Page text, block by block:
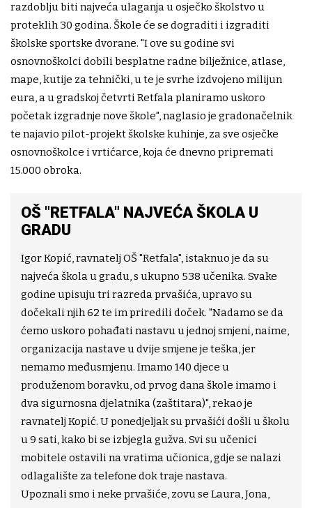
razdoblju biti najveća ulaganja u osječko školstvo u
proteklih 30 godina. Škole će se dograditi i izgraditi
školske sportske dvorane. "I ove su godine svi
osnovnoškolci dobili besplatne radne bilježnice, atlase,
mape, kutije za tehnički, u te je svrhe izdvojeno milijun
eura, a u gradskoj četvrti Retfala planiramo uskoro
početak izgradnje nove škole", naglasio je gradonačelnik
te najavio pilot-projekt školske kuhinje, za sve osječke
osnovnoškolce i vrtićarce, koja će dnevno pripremati
15.000 obroka.
OŠ "RETFALA" NAJVEĆA ŠKOLA U
GRADU
Igor Kopić, ravnatelj OŠ "Retfala", istaknuo je da su
najveća škola u gradu, s ukupno 538 učenika. Svake
godine upisuju tri razreda prvašića, upravo su
dočekali njih 62 te im priredili doček. "Nadamo se da
ćemo uskoro pohađati nastavu u jednoj smjeni, naime,
organizacija nastave u dvije smjene je teška, jer
nemamo međusmjenu. Imamo 140 djece u
produženom boravku, od prvog dana škole imamo i
dva sigurnosna djelatnika (zaštitara)", rekao je
ravnatelj Kopić. U ponedjeljak su prvašići došli u školu
u 9 sati, kako bi se izbjegla gužva. Svi su učenici
mobitele ostavili na vratima učionica, gdje se nalazi
odlagalište za telefone dok traje nastava.
Upoznali smo i neke prvašiće, zovu se Laura, Jona,